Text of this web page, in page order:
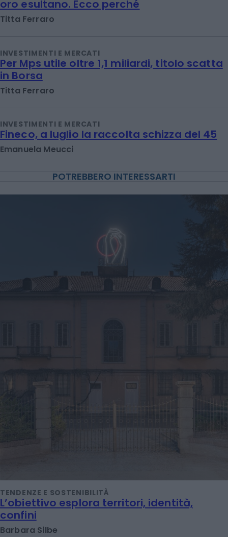
oro esultano. Ecco perché
Titta Ferraro
INVESTIMENTI E MERCATI
Per Mps utile oltre 1,1 miliardi, titolo scatta
in Borsa
Titta Ferraro
INVESTIMENTI E MERCATI
Fineco, a luglio la raccolta schizza del 45
Emanuela Meucci
POTREBBERO INTERESSARTI
TENDENZE E SOSTENIBILITÀ
L’obiettivo esplora territori, identità,
confini
Barbara Silbe